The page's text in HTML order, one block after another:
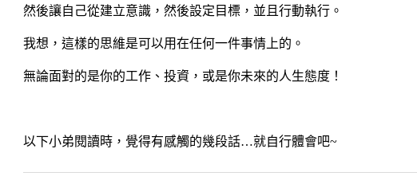
然後讓自己從建立意識，然後設定目標，並且行動執行。
我想，這樣的思維是可以用在任何一件事情上的。
無論面對的是你的工作、投資，或是你未來的人生態度！
以下小弟閱讀時，覺得有感觸的幾段話…就自行體會吧~